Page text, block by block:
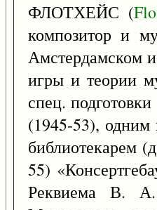
ФЛОТХЕЙС (
композитор и
Амстердамском
игры и теории
спец.
(1945-53), одним
библиотекарем
55)
Реквиема В.